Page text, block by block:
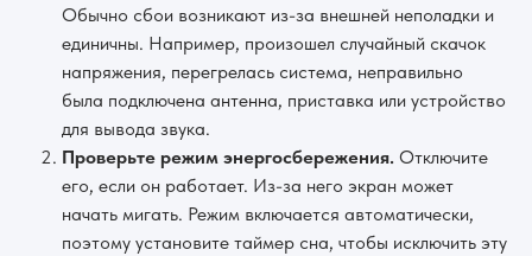
Обычно сбои возникают из-за внешней неполадки и
единичны. Например, произошел случайный скачок
напряжения, перегрелась система, неправильно
была подключена антенна, приставка или устройство
для вывода звука.
Проверьте режим энергосбережения. Отключите
его, если он работает. Из-за него экран может
начать мигать. Режим включается автоматически,
поэтому установите таймер сна, чтобы исключить эту